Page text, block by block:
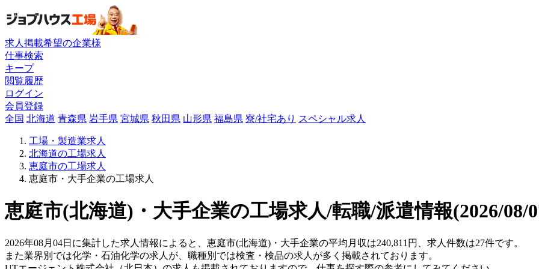
求人掲載希望の企業様
仕事検索
キープ
閲覧履歴
ログイン
会員登録
全国 北海道 青森県 岩手県 宮城県 秋田県 山形県 福島県 寮/社宅あり スペシャル求人
工場・製造業求人
北海道の工場求人
恵庭市の工場求人
恵庭市・大手企業の工場求人
恵庭市(北海道)・大手企業の工場求人/転職/派遣情報(2026/08/
2026年08月04日に集計した求人情報によると、恵庭市(北海道)・大手企業の平均月収は240,811円、求人件数は27件です。
また業界別では化学・石油化学の求人が、職種別では検査・検品の求人が多く掲載されております。